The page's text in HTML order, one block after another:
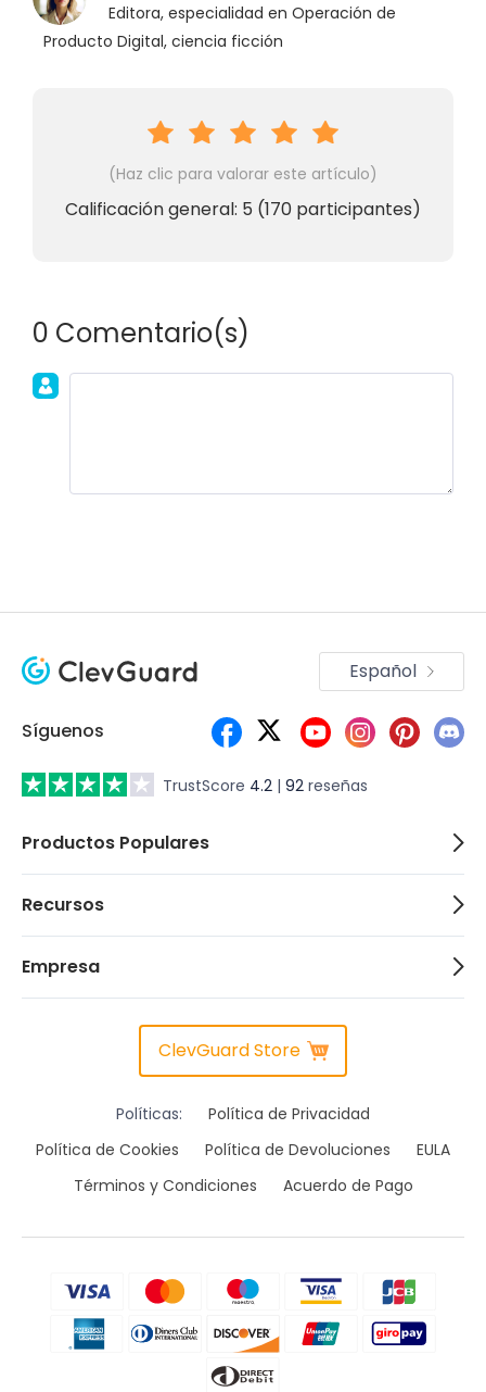
Editora, especialidad en Operación de
Producto Digital, ciencia ficción
(Haz clic para valorar este artículo)
Calificación general: 5 (170 participantes)
0 Comentario(s)
TrustScore 4.2 | 92 reseñas
Síguenos
Español
Productos Populares
Recursos
Empresa
ClevGuard Store
Políticas:
Política de Privacidad
Política de Cookies
Política de Devoluciones
EULA
Términos y Condiciones
Acuerdo de Pago